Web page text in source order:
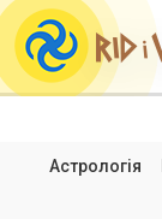
Астрологія